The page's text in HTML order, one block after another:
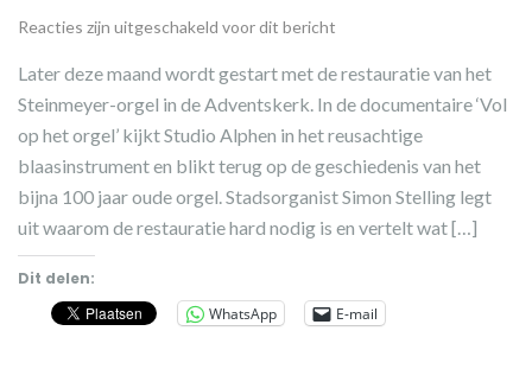
Reacties zijn uitgeschakeld voor dit bericht
Later deze maand wordt gestart met de restauratie van het
Steinmeyer-orgel in de Adventskerk. In de documentaire ‘Vol
op het orgel’ kijkt Studio Alphen in het reusachtige
blaasinstrument en blikt terug op de geschiedenis van het
bijna 100 jaar oude orgel. Stadsorganist Simon Stelling legt
uit waarom de restauratie hard nodig is en vertelt wat […]
Dit delen:
WhatsApp
E-mail